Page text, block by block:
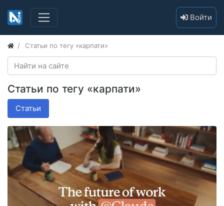
Войти
Статьи по тегу «карпати»
Статьи по тегу «карпати»
Статьи